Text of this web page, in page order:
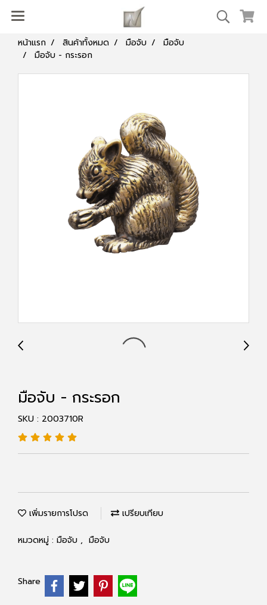
หน้าแรก สินค้าทั้งหมด มือจับ
มือจับ
มือจับ - กระรอก
มือจับ - กระรอก
SKU : 2003710R
เพิ่มรายการโปรด เปรียบเทียบ
หมวดหมู่ : มือจับ , มือจับ
Share